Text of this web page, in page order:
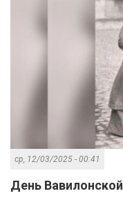
ср, 12/03/2025 - 00:41
День